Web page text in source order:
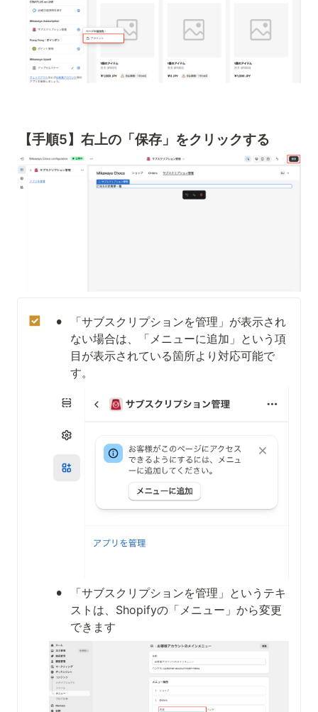
【手順5】右上の「保存」をクリックする
•
「サブスクリプションを管理」が表示され
ない場合は、「メニューに追加」という項
目が表示されている箇所より対応可能で
す。
•
「サブスクリプションを管理」というテキ
ストは、Shopifyの「メニュー」から変更
できます